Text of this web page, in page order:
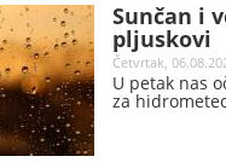
Sunčan i
pljuskovi
Četvrtak,
U petak nas
za